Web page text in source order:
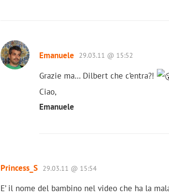
Emanuele 29.03.11 @ 15:52
Grazie ma… Dilbert che c’entra?!
Ciao,
Emanuele
Princess_S 29.03.11 @ 15:54
E’ il nome del bambino nel video che ha la